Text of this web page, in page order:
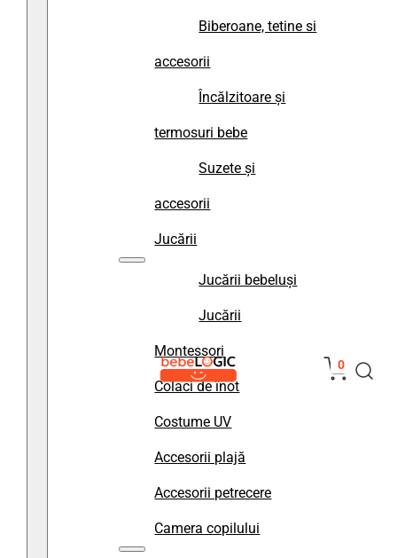
Biberoane, tetine si
accesorii
Încălzitoare și
termosuri bebe
Suzete și
accesorii
Jucării
Jucării bebeluși
Jucării
Montessori
Colaci de înot
Costume UV
Accesorii plajă
Accesorii petrecere
Camera copilului
0